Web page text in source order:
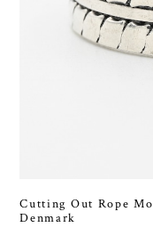
Cutting Out Rope
Denmark